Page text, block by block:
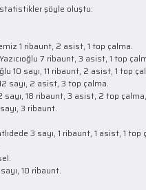
istatistikler şöyle oluştu:
1 ribaunt, 2 asist, 1 top çalma.
7 ribaunt, 3 asist, 1 top
10 sayı, 11 ribaunt, 2 asist, 1 top
sayı, 2 asist, 3 top çalma.
sayı, 18 ribaunt, 3 asist, 2 top
3 ribaunt.
3 sayı, 1 ribaunt, 1 asist, 1 top
10 ribaunt.